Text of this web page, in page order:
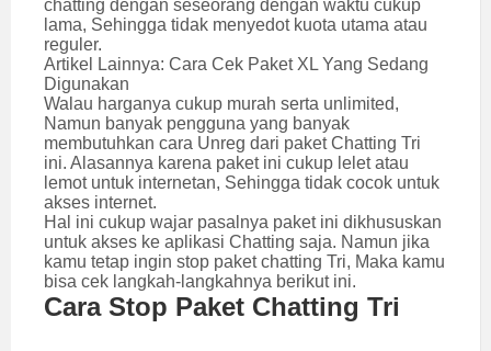
chatting dengan seseorang dengan waktu cukup
lama, Sehingga tidak menyedot kuota utama atau
reguler.
Artikel Lainnya: Cara Cek Paket XL Yang Sedang
Digunakan
Walau harganya cukup murah serta unlimited,
Namun banyak pengguna yang banyak
membutuhkan cara Unreg dari paket Chatting Tri
ini. Alasannya karena paket ini cukup lelet atau
lemot untuk internetan, Sehingga tidak cocok untuk
akses internet.
Hal ini cukup wajar pasalnya paket ini dikhususkan
untuk akses ke aplikasi Chatting saja. Namun jika
kamu tetap ingin stop paket chatting Tri, Maka kamu
bisa cek langkah-langkahnya berikut ini.
Cara Stop Paket Chatting Tri